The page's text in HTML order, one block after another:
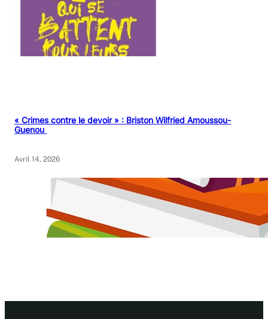
« Crimes contre le devoir » : Briston Wilfried Amoussou-
Guenou
Avril 14, 2026